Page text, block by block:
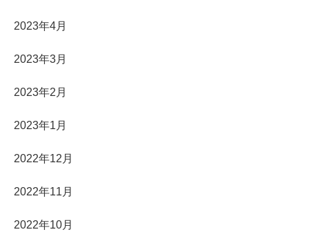
2023年4月
2023年3月
2023年2月
2023年1月
2022年12月
2022年11月
2022年10月